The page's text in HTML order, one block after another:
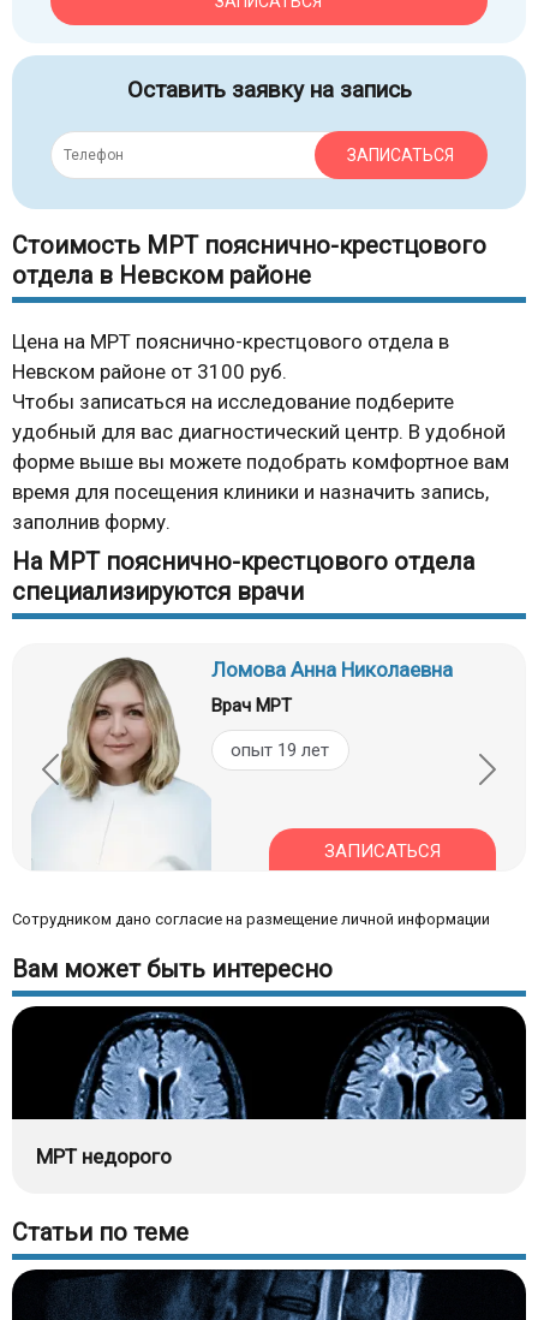
Оставить заявку на запись
ЗАПИСАТЬСЯ
Стоимость МРТ пояснично-крестцового
отдела в Невском районе
Цена на МРТ пояснично-крестцового отдела в
Невском районе от 3100 руб.
Чтобы записаться на исследование подберите
удобный для вас диагностический центр. В удобной
форме выше вы можете подобрать комфортное вам
время для посещения клиники и назначить запись,
заполнив форму.
На МРТ пояснично-крестцового отдела
специализируются врачи
Ломова Анна Николаевна
Врач МРТ
опыт 19 лет
ЗАПИСАТЬСЯ
Сотрудником дано согласие на размещение личной информации
Вам может быть интересно
МРТ недорого
Статьи по теме